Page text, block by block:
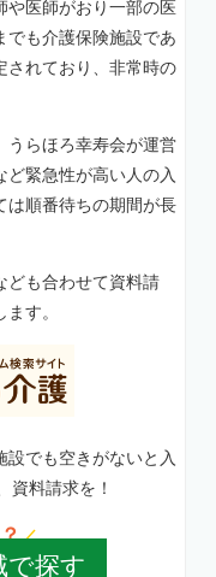
や医師がおり一部の医
でも介護保険施設であ
されており、非常時の
うらほろ幸寿会が運営
ど緊急性が高い人の入
は順番待ちの期間が長
ども合わせて資料請
す。
設でも空きがないと入
資料請求を！
／
で探す